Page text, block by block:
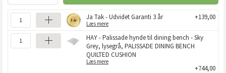
Ja Tak - Udvidet Garanti 3 år
Læs mere
+139,00
HAY - Palissade hynde til dining bench - Sky
Grey, lysegrå, PALISSADE DINING BENCH
QUILTED CUSHION
Læs mere
+744,00